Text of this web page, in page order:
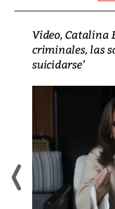
Video, Catalina
criminales, las
suicidarse’